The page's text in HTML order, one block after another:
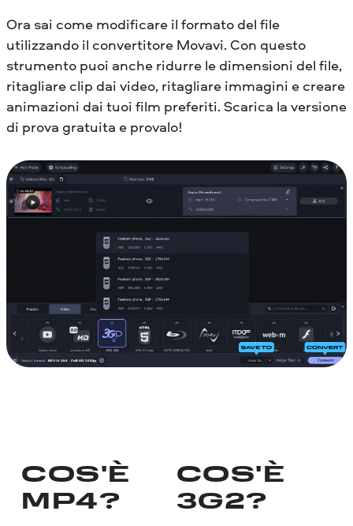
Ora sai come modificare il formato del file
utilizzando il convertitore Movavi. Con questo
strumento puoi anche ridurre le dimensioni del file,
ritagliare clip dai video, ritagliare immagini e creare
animazioni dai tuoi film preferiti. Scarica la versione
di prova gratuita e provalo!
COS'È
MP4?
COS'È
3G2?